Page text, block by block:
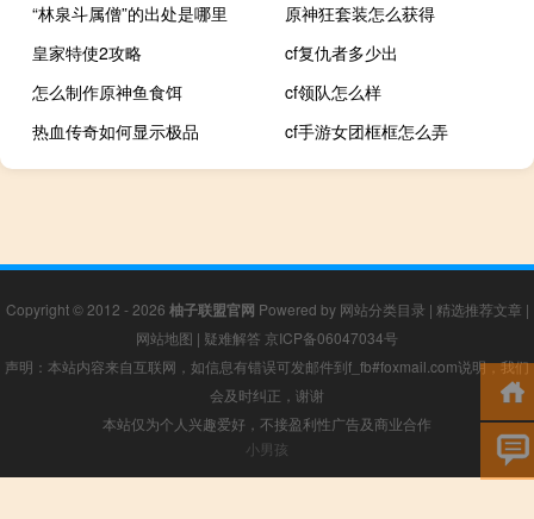
“林泉斗属僧”的出处是哪里
原神狂套装怎么获得
皇家特使2攻略
cf复仇者多少出
怎么制作原神鱼食饵
cf领队怎么样
热血传奇如何显示极品
cf手游女团框框怎么弄
Copyright © 2012 - 2026 柚子联盟官网 Powered by 网站分类目录 | 精选推荐文章 |
网站地图 | 疑难解答 京ICP备06047034号
声明：本站内容来自互联网，如信息有错误可发邮件到f_fb#foxmail.com说明，我们
会及时纠正，谢谢
本站仅为个人兴趣爱好，不接盈利性广告及商业合作
小男孩